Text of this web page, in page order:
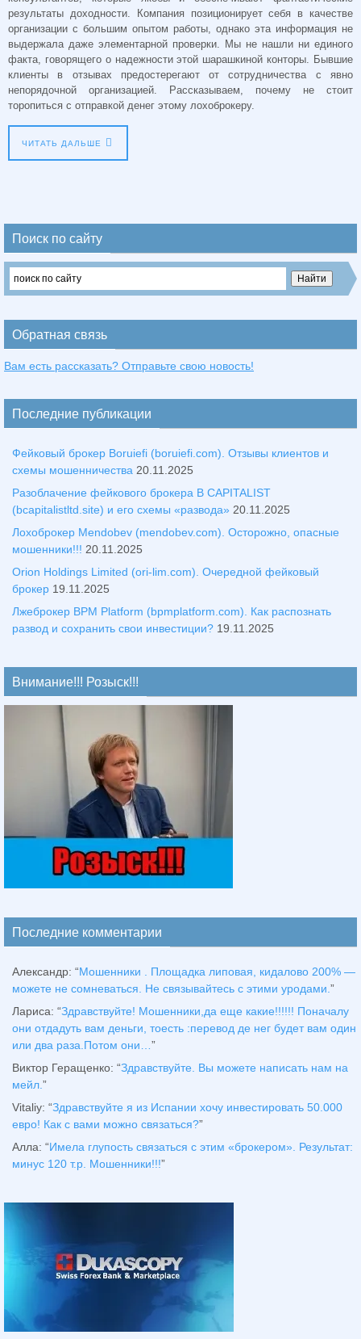
результаты доходности. Компания позиционирует себя в качестве
организации с большим опытом работы, однако эта информация не
выдержала даже элементарной проверки. Мы не нашли ни единого
факта, говорящего о надежности этой шарашкиной конторы. Бывшие
клиенты в отзывах предостерегают от сотрудничества с явно
непорядочной организацией. Рассказываем, почему не стоит
торопиться с отправкой денег этому лохоброкеру.
ЧИТАТЬ ДАЛЬШЕ
Поиск по сайту
Обратная связь
Вам есть рассказать? Отправьте свою новость!
Последние публикации
Фейковый брокер Boruiefi (boruiefi.com). Отзывы клиентов и
схемы мошенничества 20.11.2025
Разоблачение фейкового брокера B CAPITALIST
(bcapitalistltd.site) и его схемы «развода» 20.11.2025
Лохоброкер Mendobev (mendobev.com). Осторожно, опасные
мошенники!!! 20.11.2025
Orion Holdings Limited (ori-lim.com). Очередной фейковый
брокер 19.11.2025
Лжеброкер BPM Platform (bpmplatform.com). Как распознать
развод и сохранить свои инвестиции? 19.11.2025
Внимание!!! Розыск!!!
Последние комментарии
Александр: “Мошенники . Площадка липовая, кидалово 200% —
можете не сомневаться. Не связывайтесь с этими уродами. ”
Лариса: “Здравствуйтe! Мошенники,да еще какие!!!!!! Поначалу
они отдадуть вам деньги, тоесть :перевод де нег будет вам один
или два раза.Потом они… ”
Виктор Геращенко: “Здравствуйте. Вы можете написать нам на
мейл. ”
Vitaliy: “Здравствуйте я из Испании хочу инвестировать 50.000
евро! Как с вами можно связаться?”
Алла: “Имела глупость связаться с этим «брокером». Результат:
минус 120 т.р. Мошенники!!!”